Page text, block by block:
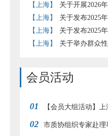
评价结果的公示
【上海】
关于开展2026
动的通知
【上海】
关于发布2025
新实践评价准则团体标
【上海】
关于发布2025
结果的通知
【上海】
关于举办群众
会员活动
01 【会员大组活动】
赴江南造船开展“赞民族
02 市质协组织专家赴